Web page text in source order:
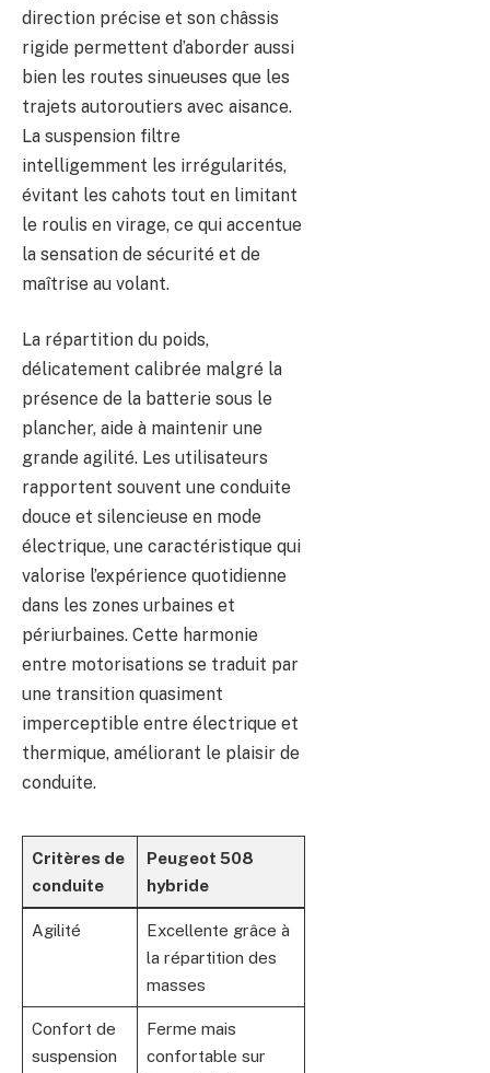
direction précise et son châssis
rigide permettent d’aborder aussi
bien les routes sinueuses que les
trajets autoroutiers avec aisance.
La suspension filtre
intelligemment les irrégularités,
évitant les cahots tout en limitant
le roulis en virage, ce qui accentue
la sensation de sécurité et de
maîtrise au volant.
La répartition du poids,
délicatement calibrée malgré la
présence de la batterie sous le
plancher, aide à maintenir une
grande agilité. Les utilisateurs
rapportent souvent une conduite
douce et silencieuse en mode
électrique, une caractéristique qui
valorise l’expérience quotidienne
dans les zones urbaines et
périurbaines. Cette harmonie
entre motorisations se traduit par
une transition quasiment
imperceptible entre électrique et
thermique, améliorant le plaisir de
conduite.
Critères de
conduite
Peugeot 508
hybride
Agilité
Excellente grâce à
la répartition des
masses
Confort de
suspension
Ferme mais
confortable sur